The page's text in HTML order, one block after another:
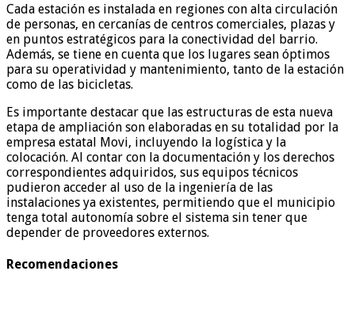
Cada estación es instalada en regiones con alta circulación
de personas, en cercanías de centros comerciales, plazas y
en puntos estratégicos para la conectividad del barrio.
Además, se tiene en cuenta que los lugares sean óptimos
para su operatividad y mantenimiento, tanto de la estación
como de las bicicletas.
Es importante destacar que las estructuras de esta nueva
etapa de ampliación son elaboradas en su totalidad por la
empresa estatal Movi, incluyendo la logística y la
colocación. Al contar con la documentación y los derechos
correspondientes adquiridos, sus equipos técnicos
pudieron acceder al uso de la ingeniería de las
instalaciones ya existentes, permitiendo que el municipio
tenga total autonomía sobre el sistema sin tener que
depender de proveedores externos.
Recomendaciones